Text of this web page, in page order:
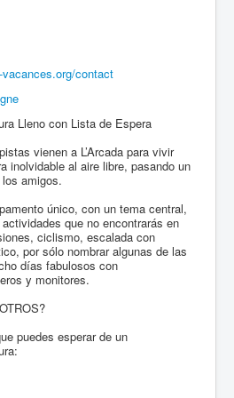
contact
Lleno con Lista de Espera
vienen a L’Arcada para vivir
inolvidable al aire libre, pasando un
amigos.
único, con un tema central,
que no encontrarás en
ciclismo, escalada con
por sólo nombrar algunas de las
días fabulosos con
y monitores.
puedes esperar de un